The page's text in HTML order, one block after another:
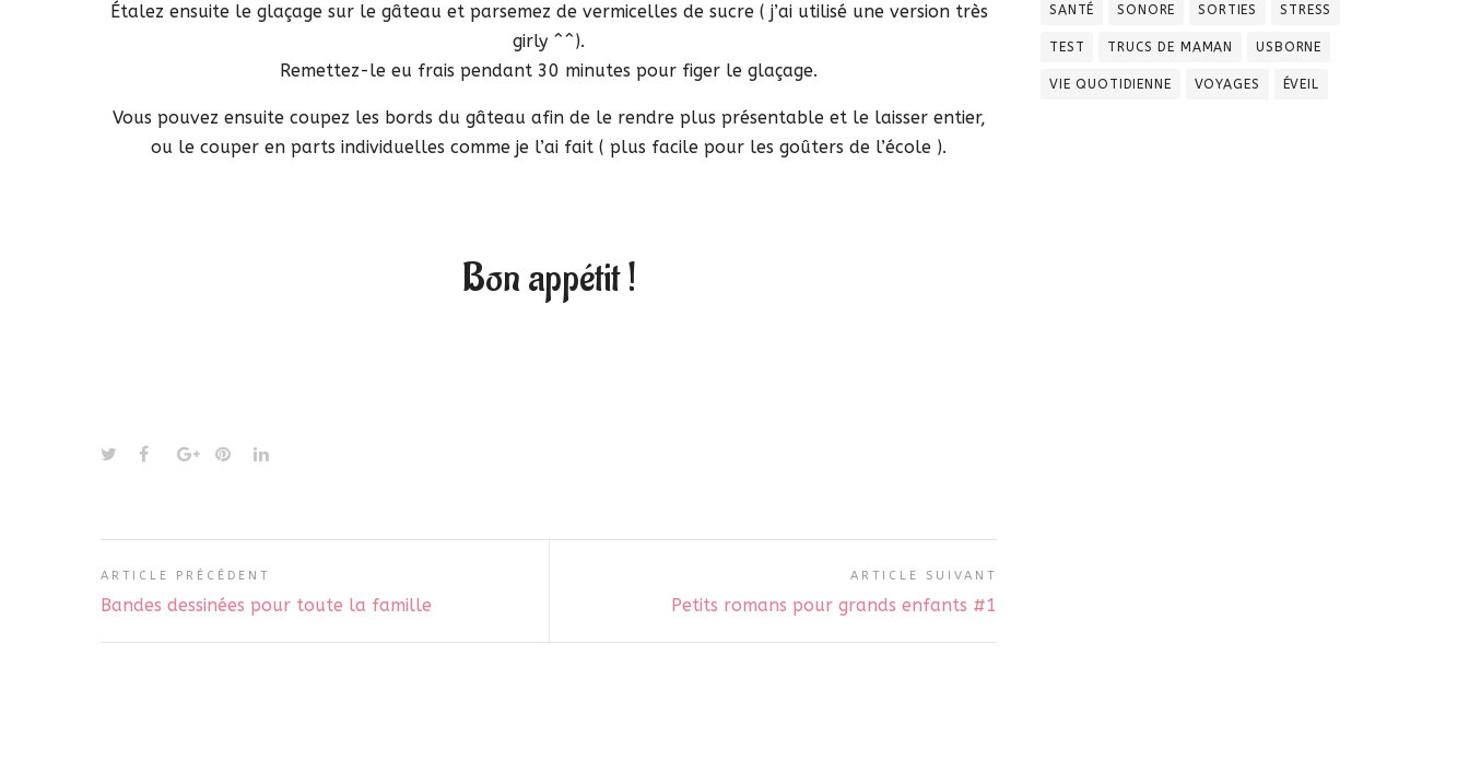
Étalez ensuite le glaçage sur le gâteau et parsemez de vermicelles de sucre ( j’ai utilisé une version très
girly ^^).
Remettez-le eu frais pendant 30 minutes pour figer le glaçage.
Vous pouvez ensuite coupez les bords du gâteau afin de le rendre plus présentable et le laisser entier,
ou le couper en parts individuelles comme je l’ai fait ( plus facile pour les goûters de l’école ).
Bon appétit !
ARTICLE PRÉCÉDENT
Bandes dessinées pour toute la famille
ARTICLE SUIVANT
Petits romans pour grands enfants #1
SANTÉ SONORE SORTIES STRESS
TEST TRUCS DE MAMAN USBORNE
VIE QUOTIDIENNE VOYAGES ÉVEIL